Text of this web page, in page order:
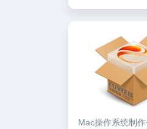
Mac操作系统制